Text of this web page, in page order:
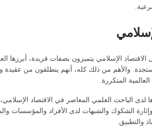
الاقتصاد الإسلامي يتميزون بصفات فريدة،
والأهم من ذلك كله، أنهم ينطلقون من عقيدة
المتكررة.
لدى الباحث العلمي المعاصر في الاقتصاد
الشكوك والشبهات لدى الأفراد والمؤسسات
والتطبيق.